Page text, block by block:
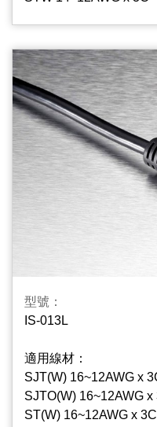
型號：
IS-013L
適用線材：
SJT(W) 16~12AWG x
SJTO(W) 16~12AWG x
ST(W) 16~12AWG x 3C